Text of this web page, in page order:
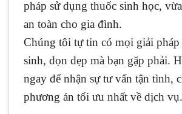
pháp sử dụng thuốc sinh học,
an toàn cho gia đình.
Chúng tôi tự tin có mọi giải pháp
sinh, dọn dẹp mà bạn gặp phải.
ngay để nhận sự tư vấn tận tình,
phương án tối ưu nhất về dịch vụ.